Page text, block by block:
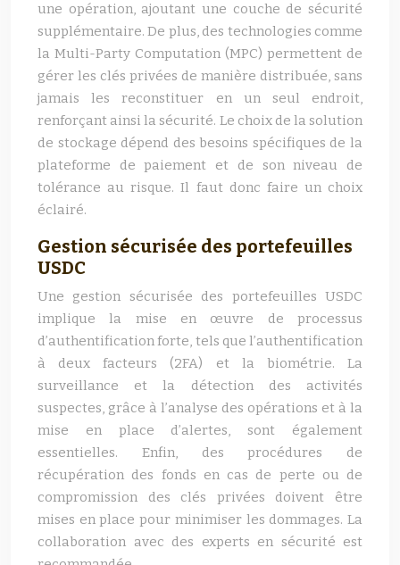
une opération, ajoutant une couche de sécurité
supplémentaire. De plus, des technologies comme
la Multi-Party Computation (MPC) permettent de
gérer les clés privées de manière distribuée, sans
jamais les reconstituer en un seul endroit,
renforçant ainsi la sécurité. Le choix de la solution
de stockage dépend des besoins spécifiques de la
plateforme de paiement et de son niveau de
tolérance au risque. Il faut donc faire un choix
éclairé.
Gestion sécurisée des portefeuilles
USDC
Une gestion sécurisée des portefeuilles USDC
implique la mise en œuvre de processus
d’authentification forte, tels que l’authentification
à deux facteurs (2FA) et la biométrie. La
surveillance et la détection des activités
suspectes, grâce à l’analyse des opérations et à la
mise en place d’alertes, sont également
essentielles. Enfin, des procédures de
récupération des fonds en cas de perte ou de
compromission des clés privées doivent être
mises en place pour minimiser les dommages. La
collaboration avec des experts en sécurité est